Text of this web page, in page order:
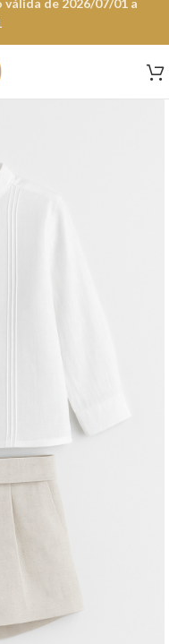
válida de 2026/07/01 a